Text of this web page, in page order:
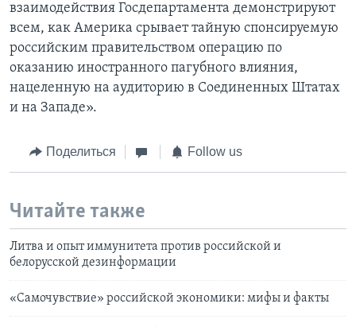
взаимодействия Госдепартамента демонстрируют
всем, как Америка срывает тайную спонсируемую
российским правительством операцию по
оказанию иностранного пагубного влияния,
нацеленную на аудиторию в Соединенных Штатах
и на Западе».
Поделиться Follow us
Читайте также
Литва и опыт иммунитета против российской и
белорусской дезинформации
«Самочувствие» российской экономики: мифы и факты